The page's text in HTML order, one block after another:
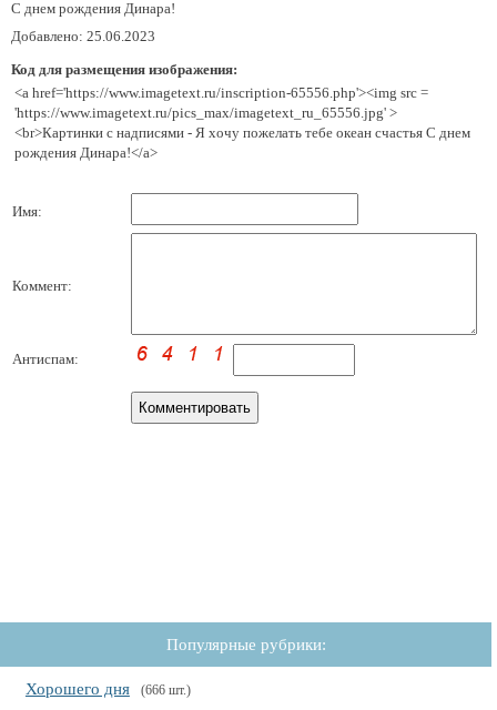
С днем рождения Динара!
Добавлено: 25.06.2023
Код для размещения изображения:
<a href='https://www.imagetext.ru/inscription-65556.php'><img src =
'https://www.imagetext.ru/pics_max/imagetext_ru_65556.jpg' >
<br>Картинки с надписями - Я хочу пожелать тебе океан счастья С днем
рождения Динара!</a>
Имя:
Коммент:
Антиспам:
Популярные рубрики:
Хорошего дня (666 шт.)